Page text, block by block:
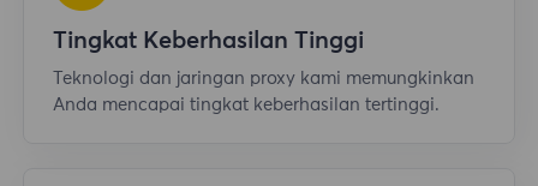
Tingkat Keberhasilan Tinggi
Teknologi dan jaringan proxy kami memungkinkan
Anda mencapai tingkat keberhasilan tertinggi.